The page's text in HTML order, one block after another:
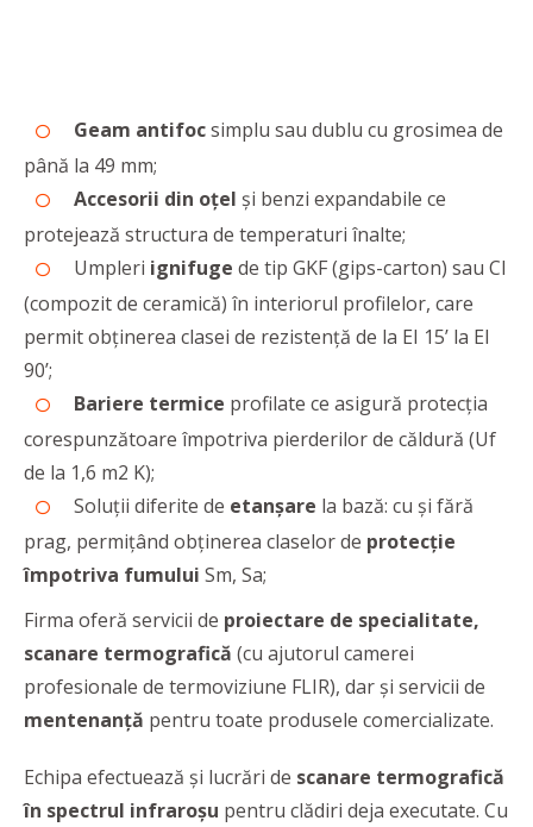
Geam antifocsimplu sau dublu cu grosimea de
până la 49 mm;
Accesorii din oţel şi benzi expandabile ce
protejează structura de temperaturi înalte;
Umpleri ignifuge de tip GKF (gips-carton) sau CI
(compozit de ceramică) în interiorul profilelor, care
permit obţinerea clasei de rezistență de la EI 15’ la EI
90’;
Bariere termice profilate ce asigură protecţia
corespunzătoare împotriva pierderilor de căldură (Uf
de la 1,6 m2 K);
Soluţii diferite de etanşare la bază: cu şi fără
prag, permiţând obţinerea claselor de protecţie
împotriva fumului Sm, Sa;
Firma oferă servicii de proiectare de specialitate,
scanare termografică (cu ajutorul camerei
profesionale de termoviziune FLIR), dar și servicii de
mentenanță pentru toate produsele comercializate.
Echipa efectuează și lucrări de scanare termografică
în spectrul infraroșu pentru clădiri deja executate. Cu